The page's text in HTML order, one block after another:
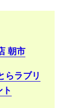
朝市
ラブリ